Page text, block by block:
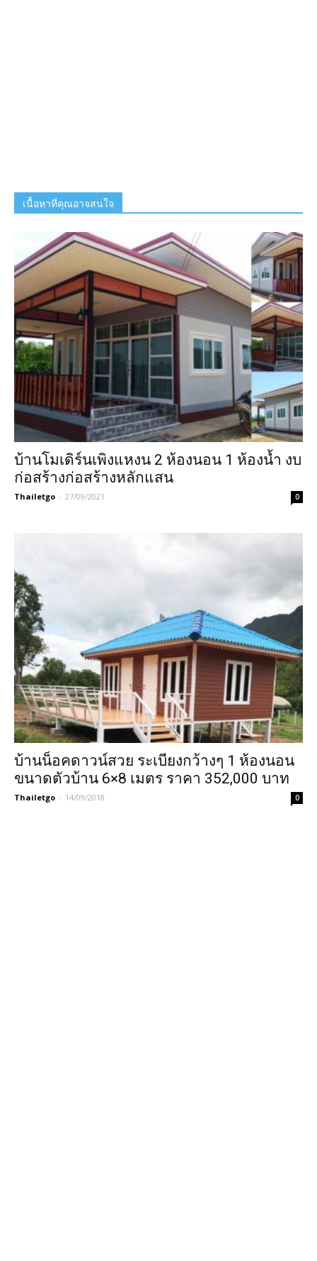
เนื้อหาที่คุณอาจสนใจ
บ้านโมเดิร์นเพิงแหงน 2 ห้องนอน 1 ห้องน้ำ งบ
ก่อสร้างก่อสร้างหลักแสน
Thailetgo - 27/09/2021 0
บ้านน็อคดาวน์สวย ระเบียงกว้างๆ 1 ห้องนอน
ขนาดตัวบ้าน 6×8 เมตร ราคา 352,000 บาท
Thailetgo - 14/09/2018 0